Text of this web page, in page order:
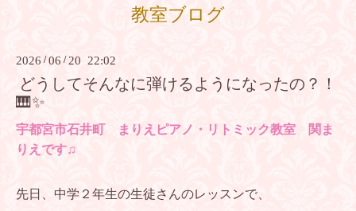
教室ブログ
2026 /06 /20 22:02
どうしてそんなに弾けるようになったの？！
🎹✨
宇都宮市石井町 まりえピアノ・リトミック教室 関ま
りえです♫
先日、中学２年生の生徒さんのレッスンで、